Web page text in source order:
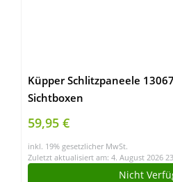
Küpper Schlitzpaneele
Sichtboxen
59,95 €
inkl. 19% gesetzlicher MwSt.
Zuletzt aktualisiert am: 4. August 2026
Nicht